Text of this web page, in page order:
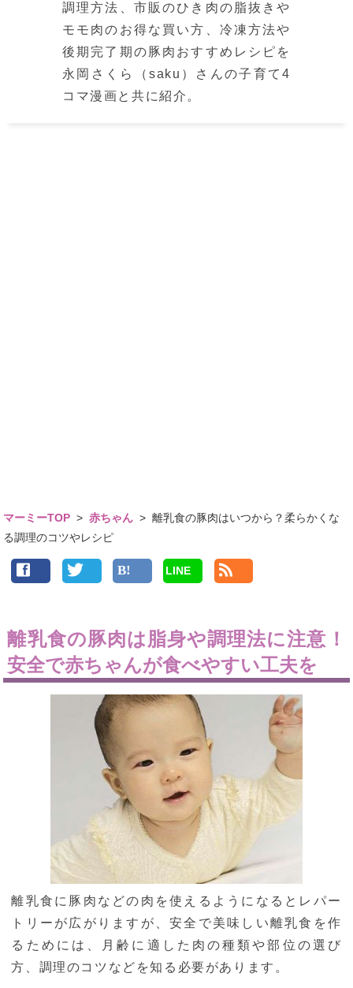
調理方法、市販のひき肉の脂抜きや
モモ肉のお得な買い方、冷凍方法や
後期完了期の豚肉おすすめレシピを
永岡さくら（saku）さんの子育て4
コマ漫画と共に紹介。
マーミーTOP >赤ちゃん >離乳食の豚肉はいつから？柔らかくな
る調理のコツやレシピ
LINE
離乳食の豚肉は脂身や調理法に注意！
安全で赤ちゃんが食べやすい工夫を
離乳食に豚肉などの肉を使えるようになるとレパー
トリーが広がりますが、安全で美味しい離乳食を作
るためには、月齢に適した肉の種類や部位の選び
方、調理のコツなどを知る必要があります。